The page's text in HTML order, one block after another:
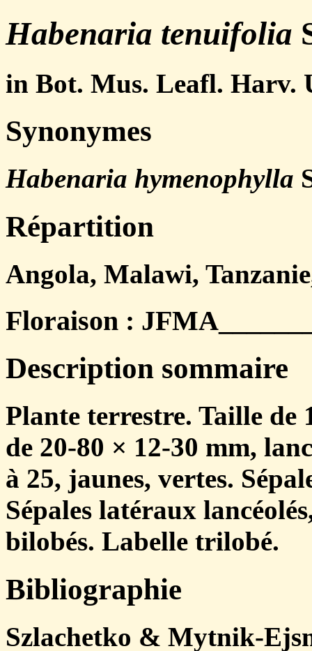
Habenaria tenuifolia
in Bot. Mus. Leafl. Harv.
Synonymes
Habenaria hymenophylla
Répartition
Angola, Malawi,
Floraison :
Description sommaire
Plante terrestre. Taille de
de 20-80 × 12-30 mm,
à 25, jaunes, vertes.
Sépales latéraux
bilobés. Labelle trilobé.
Bibliographie
Szlachetko & Mytnik-